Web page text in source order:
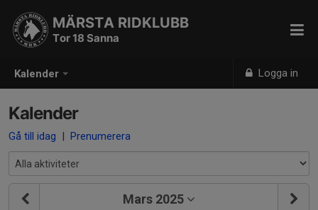
Kalender Logga in
MÄRSTA RIDKLUBB
Tor 18 Sanna
Kalender
Gå till idag | Prenumerera
Mars 2025